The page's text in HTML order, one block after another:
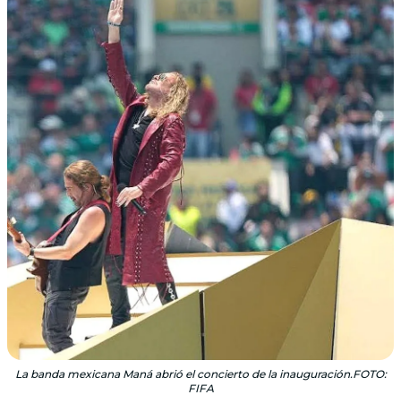
La banda mexicana Maná abrió el concierto de la inauguración.FOTO:
FIFA